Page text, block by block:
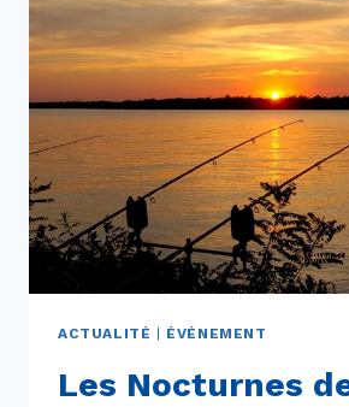
MAIL
!
ACTUALITÉ ÉVÉNEMENT
Les Nocturnes